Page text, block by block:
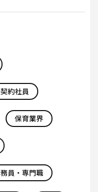
契約社員
保育業界
員・専門職